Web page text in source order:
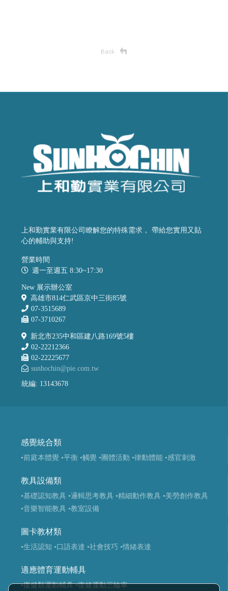
上和勤實業有限公司瞭解您的特殊需求， 帶給您實用又貼
心的輔助與支持!
營業時間
週一至週五 8:30~17:30
New 展示辦公室
高雄市814仁武區京中三街85號
07-3515689
07-3710267
新北市235中和區建八路169號5樓
02-22212366
02-22225677
sunhochin@pie.com.tw
統編: 13143678
感覺統合類
•前庭本體覺 •平衡 •觸覺 •團體活動 •律動體能 •感官刺激
教具設備類
•基礎認知教具 •邏輯思考教具 •精細動作教具 •美勞創作教具
•音樂智能教具 •教室設備
圖卡教材類
•生活認知 •口語表達 •社會技巧 •情緒表達
適應體育運動輔具
•復健類運動輔具 •復健運動三輪車